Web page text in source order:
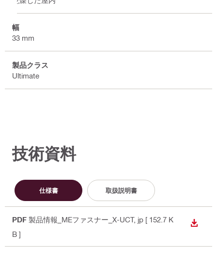
幅
33 mm
製品クラス
Ultimate
技術資料
仕様書 取扱説明書
PDF 製品情報_MEファスナー_X-UCT, jp [ 152.7 K
B ]
ダウン